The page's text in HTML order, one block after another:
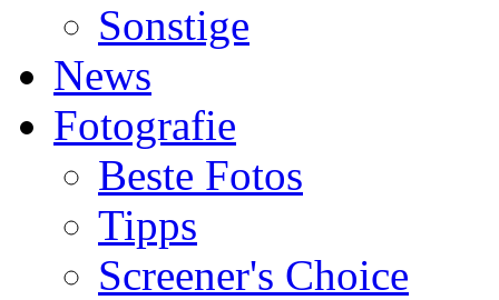
Sonstige
News
Fotografie
Beste Fotos
Tipps
Screener's Choice